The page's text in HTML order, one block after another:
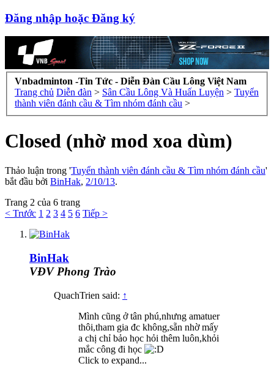
Đăng nhập hoặc Đăng ký
Vnbadminton -Tin Tức - Diễn Đàn Cầu Lông Việt Nam
Trang chủ Diễn đàn > Sân Cầu Lông Và Huấn Luyện > Tuyển
thành viên đánh cầu & Tìm nhóm đánh cầu >
Closed (nhờ mod xoa dùm)
Thảo luận trong 'Tuyển thành viên đánh cầu & Tìm nhóm đánh cầu'
bắt đầu bởi BinHak, 2/10/13.
Trang 2 của 6 trang
< Trước 1 2 3 4 5 6 Tiếp >
BinHak
VĐV Phong Trào
QuachTrien said: ↑
Mình cũng ở tân phú,nhưng amatuer
thôi,tham gia đc không,sẵn nhờ mấy
a chị chỉ bảo học hỏi thêm luôn,khỏi
mắc công đi học
Click to expand...